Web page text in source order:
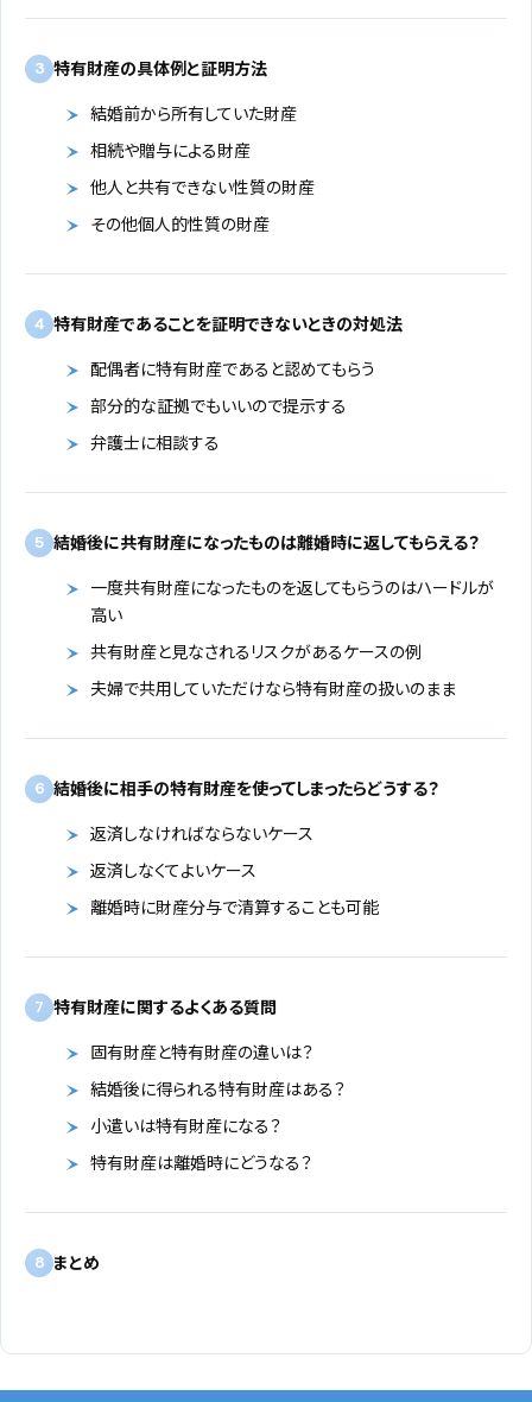
3 特有財産の具体例と証明方法
結婚前から所有していた財産
相続や贈与による財産
他人と共有できない性質の財産
その他個人的性質の財産
4 特有財産であることを証明できないときの対処法
配偶者に特有財産であると認めてもらう
部分的な証拠でもいいので提示する
弁護士に相談する
5 結婚後に共有財産になったものは離婚時に返してもらえる？
一度共有財産になったものを返してもらうのはハードルが
高い
共有財産と見なされるリスクがあるケースの例
夫婦で共用していただけなら特有財産の扱いのまま
6 結婚後に相手の特有財産を使ってしまったらどうする？
返済しなければならないケース
返済しなくてよいケース
離婚時に財産分与で清算することも可能
7 特有財産に関するよくある質問
固有財産と特有財産の違いは？
結婚後に得られる特有財産はある？
小遣いは特有財産になる？
特有財産は離婚時にどうなる？
8 まとめ